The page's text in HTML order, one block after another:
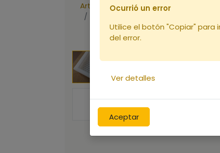
Articles
Cadres
Aceptar
Ocurrió un error
Utilice el botón "Copiar" para
del error.
Ver detalles